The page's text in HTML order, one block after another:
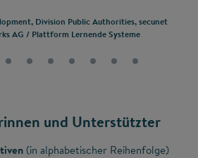
Division Public Authorities, secunet
AG / Plattform Lernende Systeme
und Unterstützter
(in alphabetischer Reihenfolge)